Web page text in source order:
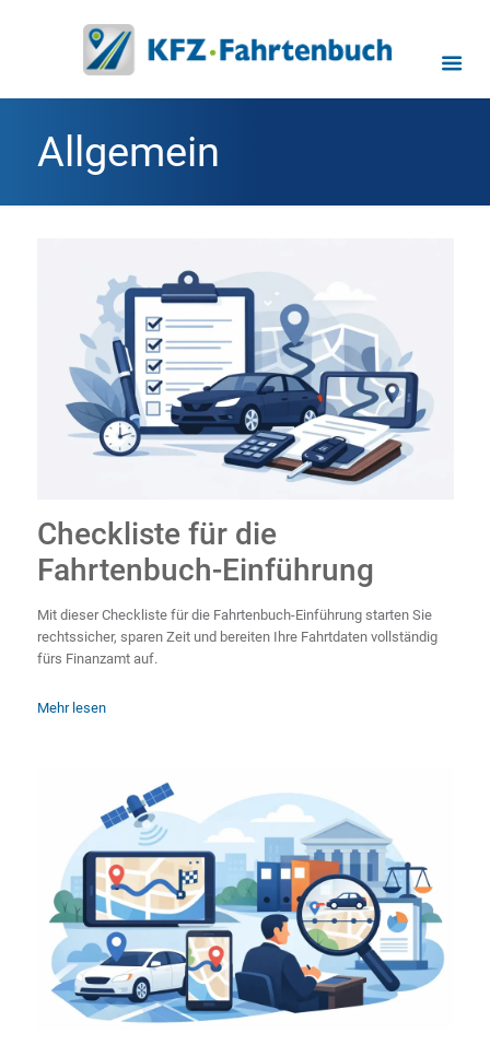
Allgemein
Checkliste für die
Fahrtenbuch-Einführung
Mit dieser Checkliste für die Fahrtenbuch-Einführung starten Sie
rechtssicher, sparen Zeit und bereiten Ihre Fahrtdaten vollständig
fürs Finanzamt auf.
Mehr lesen